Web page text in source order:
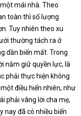
mái nhà. Theo
toàn thì số lượng
Tuy nhiên theo xu
thường tách ra ở
dần biến mất. Trong
nắm giữ quyền lực, là
phải thực hiện không
điều hiển nhiên, như
phải vâng lời cha mẹ,
nay đã có nhiều biến